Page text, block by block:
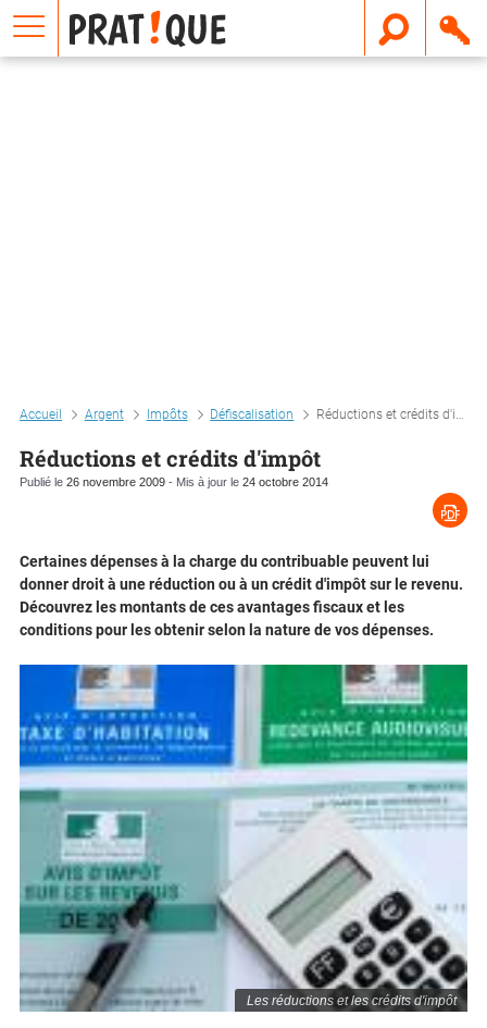
Accueil Argent Impôts Défiscalisation Réductions et crédits d'impôt
Réductions et crédits d'impôt
Publié le 26 novembre 2009 - Mis à jour le 24 octobre 2014
Les réductions et les crédits d'impôt
Certaines dépenses à la charge du contribuable peuvent lui
donner droit à une réduction ou à un crédit d'impôt sur le revenu.
Découvrez les montants de ces avantages fiscaux et les
conditions pour les obtenir selon la nature de vos dépenses.
E
m
a